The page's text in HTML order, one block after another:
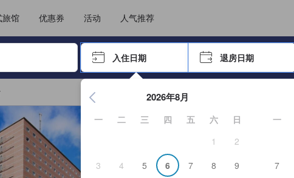
旅馆 优惠券 活动 人气推荐
tab 键以移动，点击 Enter 键以选择
入住日期 退房日期
按 Enter 键开始浏览日期选择器。使用箭头键浏览入住
2026年8月
一 二 三 四 五 六
日
1
2
3
4 5 6 7 8
9
一
7